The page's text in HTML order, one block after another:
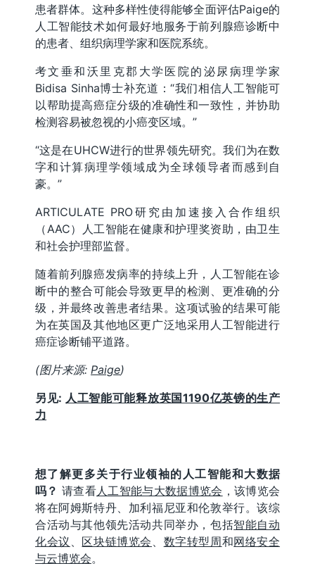
患者群体。这种多样性使得能够全面评估Paige的
人工智能技术如何最好地服务于前列腺癌诊断中
的患者、组织病理学家和医院系统。
考文垂和沃里克郡大学医院的泌尿病理学家
Bidisa Sinha博士补充道：“我们相信人工智能可
以帮助提高癌症分级的准确性和一致性，并协助
检测容易被忽视的小癌变区域。”
“这是在UHCW进行的世界领先研究。我们为在数
字和计算病理学领域成为全球领导者而感到自
豪。”
ARTICULATE PRO研究由加速接入合作组织
（AAC）人工智能在健康和护理奖资助，由卫生
和社会护理部监督。
随着前列腺癌发病率的持续上升，人工智能在诊
断中的整合可能会导致更早的检测、更准确的分
级，并最终改善患者结果。这项试验的结果可能
为在英国及其他地区更广泛地采用人工智能进行
癌症诊断铺平道路。
(图片来源: Paige)
另见: 人工智能可能释放英国1190亿英镑的生产
力
想了解更多关于行业领袖的人工智能和大数据
吗？ 请查看人工智能与大数据博览会 ，该博览会
将在阿姆斯特丹、加利福尼亚和伦敦举行。该综
合活动与其他领先活动共同举办，包括智能自动
化会议
区块链博览会 数字转型周和网络安全
与云博览会。